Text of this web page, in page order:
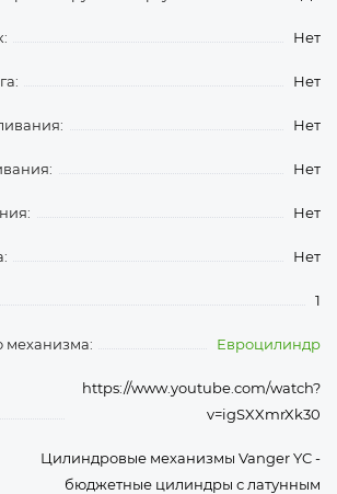
Нет
Нет
Нет
Нет
Нет
Нет
1
механизма: Евроцилиндр
https://www.youtube.com/watch?
v=igSXXmrXk30
Цилиндровые механизмы Vanger YC -
бюджетные цилиндры с латунным